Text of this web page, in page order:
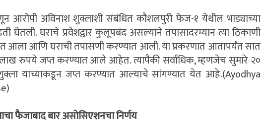
आरोपी अविनाश शुक्लाशी संबंधित कौशलपुरी फेज-१ येथील भाड्याच्या
घेतली. घराचे प्रवेशद्वार कुलूपबंद असल्याने तपासादरम्यान त्या ठिकाणी
आला आणि घराची तपासणी करण्यात आली. या प्रकरणात आतापर्यंत सात
रुपये जप्त करण्यात आले आहेत. त्यापैकी सर्वाधिक, म्हणजेच सुमारे २०
याच्याकडून जप्त करण्यात आल्याचे सांगण्यात येत आहे.(Ayodhya
फैजाबाद बार असोसिएशनचा निर्णय